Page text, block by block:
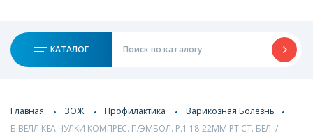
КАТАЛОГ
Главная ЗОЖ Профилактика
Варикозная Болезнь
Б.ВЕЛЛ КЕА ЧУЛКИ КОМПРЕС. П/ЭМБОЛ. Р.1 18-22ММ РТ.СТ. БЕЛ. /